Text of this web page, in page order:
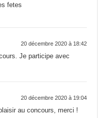
fetes
20 décembre 2020 à 18:42
Je participe avec
20 décembre 2020 à 19:04
au concours, merci !